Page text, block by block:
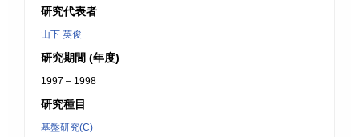
研究代表者
山下 英俊
研究期間 (年度)
1997 – 1998
研究種目
基盤研究(C)